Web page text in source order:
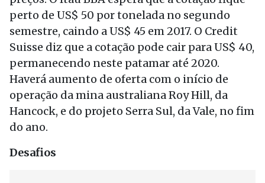
perto de US$ 50 por tonelada no segundo
semestre, caindo a US$ 45 em 2017. O Credit
Suisse diz que a cotação pode cair para US$ 40,
permanecendo neste patamar até 2020.
Haverá aumento de oferta com o início de
operação da mina australiana Roy Hill, da
Hancock, e do projeto Serra Sul, da Vale, no fim
do ano.
Desafios